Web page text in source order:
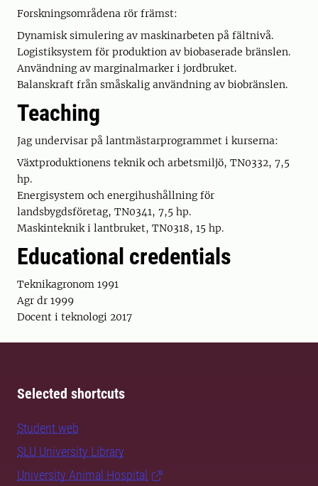
Forskningsområdena rör främst:
Dynamisk simulering av maskinarbeten på fältnivå.
Logistiksystem för produktion av biobaserade bränslen.
Användning av marginalmarker i jordbruket.
Balanskraft från småskalig användning av biobränslen.
Teaching
Jag undervisar på lantmästarprogrammet i kurserna:
Växtproduktionens teknik och arbetsmiljö, TN0332, 7,5
hp.
Energisystem och energihushållning för
landsbygdsföretag, TN0341, 7,5 hp.
Maskinteknik i lantbruket, TN0318, 15 hp.
Educational credentials
Teknikagronom 1991
Agr dr 1999
Docent i teknologi 2017
Selected shortcuts
Student web
SLU University Library
University Animal Hospital